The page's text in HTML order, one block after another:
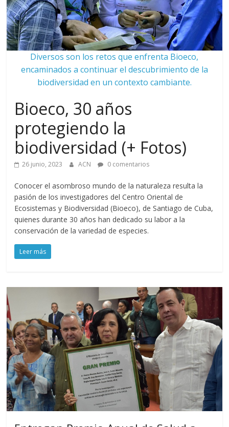
Diversos son los retos que enfrenta Bioeco,
encaminados a continuar el descubrimiento de la
biodiversidad en un contexto cambiante.
Bioeco, 30 años
protegiendo la
biodiversidad (+ Fotos)
26 junio, 2023 ACN 0 comentarios
Conocer el asombroso mundo de la naturaleza resulta la
pasión de los investigadores del Centro Oriental de
Ecosistemas y Biodiversidad (Bioeco), de Santiago de Cuba,
quienes durante 30 años han dedicado su labor a la
conservación de la variedad de especies.
Leer más